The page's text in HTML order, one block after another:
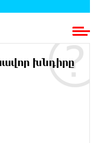
մոտ.
է հնչեցնում
խնդիրը